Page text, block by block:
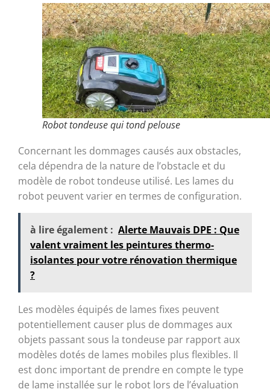
Robot tondeuse qui tond pelouse
Concernant les dommages causés aux obstacles,
cela dépendra de la nature de l’obstacle et du
modèle de robot tondeuse utilisé. Les lames du
robot peuvent varier en termes de configuration.
à lire également : Alerte Mauvais DPE : Que
valent vraiment les peintures thermo-
isolantes pour votre rénovation thermique
?
Les modèles équipés de lames fixes peuvent
potentiellement causer plus de dommages aux
objets passant sous la tondeuse par rapport aux
modèles dotés de lames mobiles plus flexibles. Il
est donc important de prendre en compte le type
de lame installée sur le robot lors de l’évaluation